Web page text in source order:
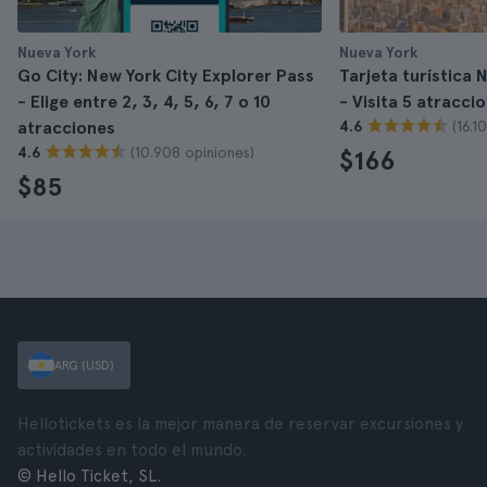
Nueva York
Go City: New York City Explorer Pass
- Elige entre 2, 3, 4, 5, 6, 7 o 10
atracciones
4.6 (10.908 opiniones)
$85
Nueva York
Tarjeta turística
- Visita 5
4.6
$166
ARG (USD)
Hellotickets es la mejor manera de reservar excursiones y
actividades en todo el mundo.
© Hello Ticket, SL.